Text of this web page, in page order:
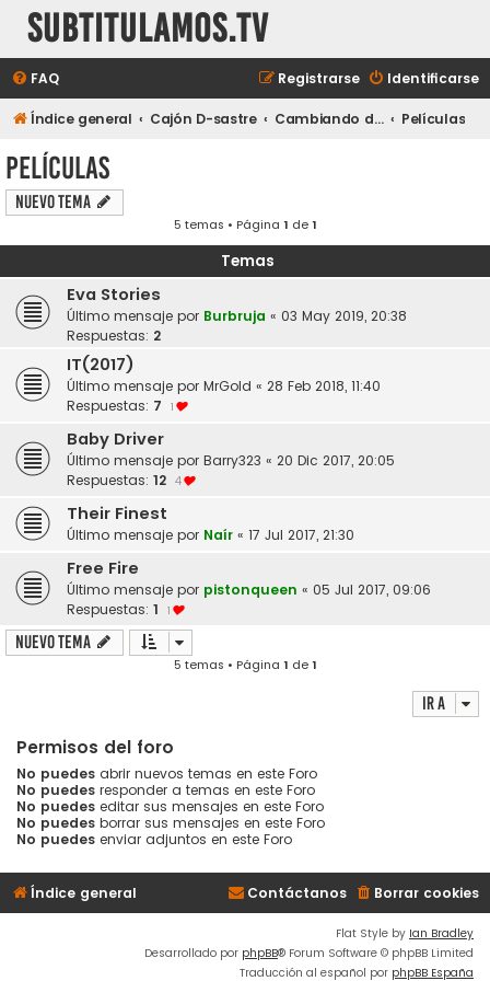
subtitulamos.tv
FAQ Identificarse
Registrarse
Índice general Cajón D-sastre Cambiando de tema... Películas
Películas
Nuevo Tema
5 temas • Página 1 de1
Temas
Eva Stories
Último mensaje por Burbruja « 03 May 2019, 20:38
Respuestas: 2
IT(2017)
Último mensaje por MrGold « 28 Feb 2018, 11:40
Respuestas: 7 1
Baby Driver
Último mensaje por Barry323 « 20 Dic 2017, 20:05
Respuestas: 12 4
Their Finest
Último mensaje por Naír « 17 Jul 2017, 21:30
Free Fire
Último mensaje por pistonqueen « 05 Jul 2017, 09:06
Respuestas: 1 1
Nuevo Tema
5 temas • Página 1 de1
Ir a
Permisos del foro
No puedes abrir nuevos temas en este Foro
No puedes responder a temas en este Foro
No puedes editar sus mensajes en este Foro
No puedes borrar sus mensajes en este Foro
No puedes enviar adjuntos en este Foro
Índice general Borrar cookies
Contáctanos
Flat Style by Ian Bradley
Desarrollado por phpBB® Forum Software © phpBB Limited
Traducción al español por phpBB España